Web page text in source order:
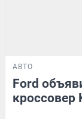
АВТО
Ford
кроссовер